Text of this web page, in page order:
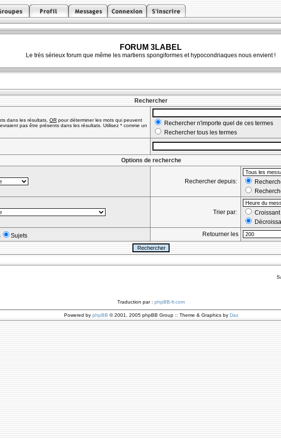
FORUM 3LABEL
Le très sérieux forum que même les martiens spongiformes et hypocondriaques nous envient !
Rechercher
dans les résultats, OR pour déterminer les mots qui peuvent
pas être présents dans les résultats. Utilisez * comme un
Rechercher n'importe quel de ces termes
Rechercher tous les termes
Options de recherche
Rechercher depuis:
Trier par:
Croissant
Sujets Retourner les
Traduction par : phpBB-fr.com
Powered by phpBB © 2001, 2005 phpBB Group :: Theme & Graphics by Daz